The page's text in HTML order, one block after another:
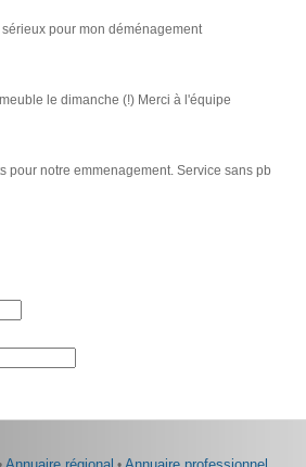
pour mon déménagement
le dimanche (!) Merci à l'équipe
pour notre emmenagement. Service sans pb